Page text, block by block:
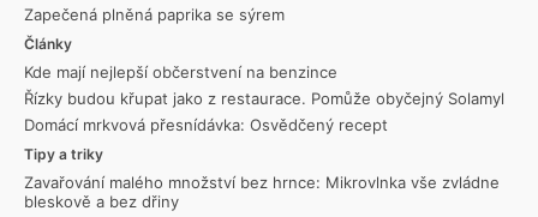
Zapečená plněná paprika se sýrem
Články
Kde mají nejlepší občerstvení na benzince
Řízky budou křupat jako z restaurace. Pomůže obyčejný Solamyl
Domácí mrkvová přesnídávka: Osvědčený recept
Tipy a triky
Zavařování malého množství bez hrnce: Mikrovlnka vše zvládne
bleskově a bez dřiny